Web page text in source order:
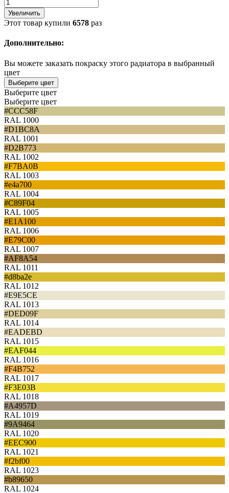
Увеличить
Этот товар купили 6578 раз
Дополнительно:
Вы можете заказать покраску этого радиатора в выбранный
цвет
Выберите цвет
Выберите цвет
Выберите цвет
#CCC58F
RAL 1000
#D1BC8A
RAL 1001
#D2B773
RAL 1002
#F7BA0B
RAL 1003
#e4a700
RAL 1004
#C89F04
RAL 1005
#E1A100
RAL 1006
#E79C00
RAL 1007
#AF8A54
RAL 1011
#d8ba2e
RAL 1012
#E9E5CE
RAL 1013
#DED09F
RAL 1014
#EADEBD
RAL 1015
#EAF044
RAL 1016
#F4B752
RAL 1017
#F3E03B
RAL 1018
#A4957D
RAL 1019
#9A9464
RAL 1020
#EEC900
RAL 1021
#f2bf00
RAL 1023
#b89650
RAL 1024